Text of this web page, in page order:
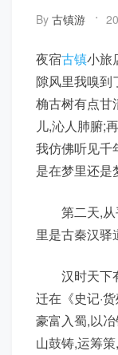
By 古镇游
夜宿古镇小旅
隙风里我嗅到
桷古树有点甘
儿,沁人肺腑;
我仿佛听见千
是在梦里还是
第二天,从
里是古秦汉
汉时天下有
迁在《史记·
豪富入蜀,以
山鼓铸,运筹